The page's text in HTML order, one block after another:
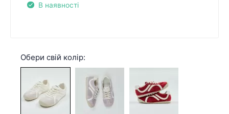
В наявності
Обери свій колір: